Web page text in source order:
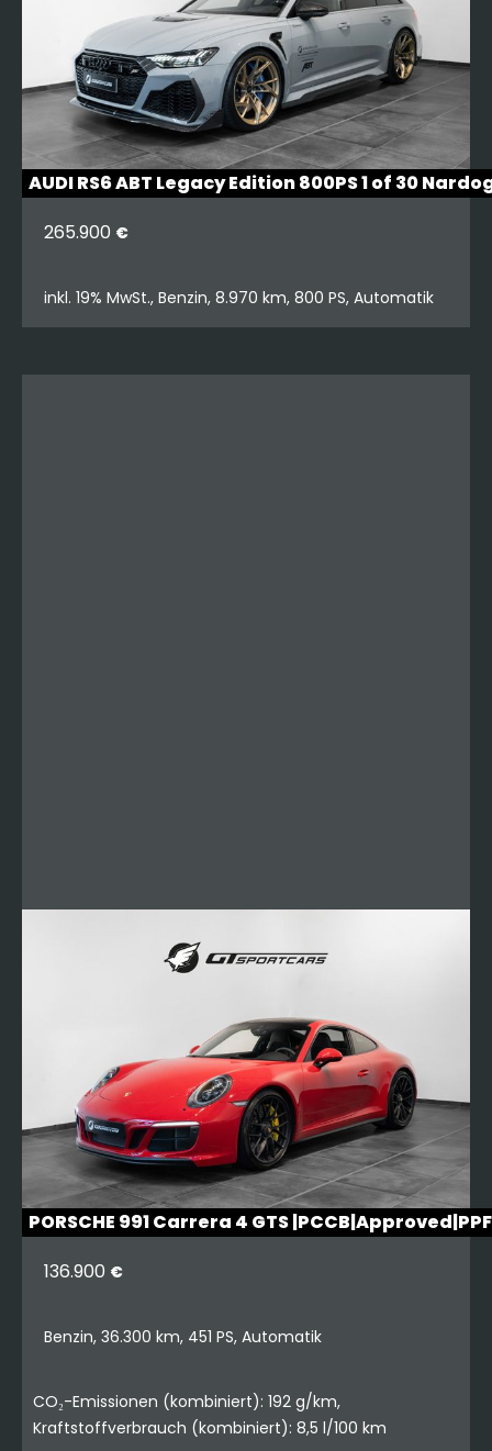
AUDI RS6 ABT Legacy Edition 800PS 1 of 30
265.900 €
inkl. 19% MwSt., Benzin, 8.970 km, 800 PS, Automatik
PORSCHE 991 Carrera 4 GTS
136.900 €
Benzin, 36.300 km, 451 PS, Automatik
CO₂-Emissionen (kombiniert): 192 g/km,
Kraftstoffverbrauch (kombiniert): 8,5 l/100 km